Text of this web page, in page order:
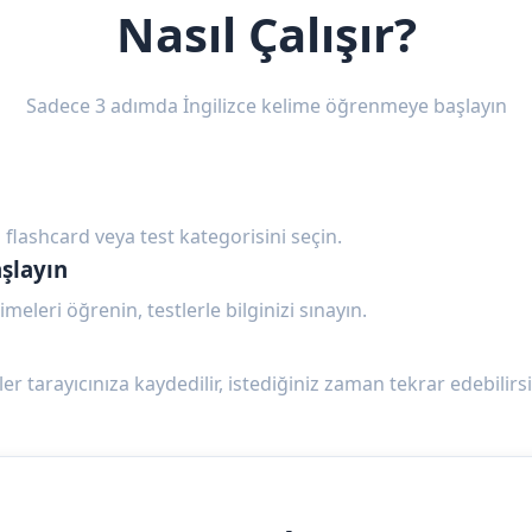
Nasıl Çalışır?
Sadece 3 adımda İngilizce kelime öğrenmeye başlayın
flashcard veya test kategorisini seçin.
öğrenin, testlerle bilginizi sınayın.
tarayıcınıza kaydedilir, istediğiniz zaman tekrar